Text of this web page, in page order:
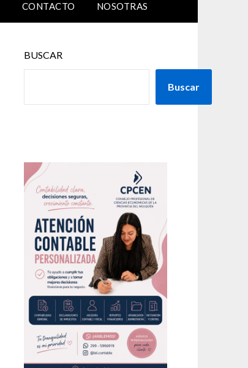
CONTACTO NOSOTRAS
BUSCAR
Buscar